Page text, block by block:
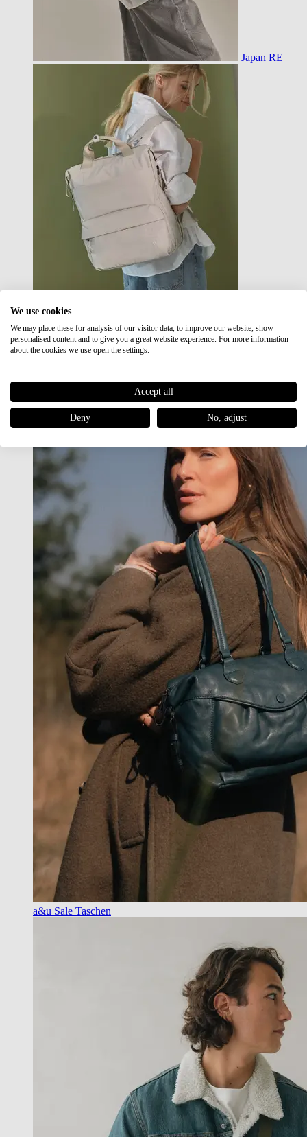
Japan RE
Japan RE lite
Sale
a&u Sale Taschen
We use cookies
We may place these for analysis of our visitor data, to improve our website, show
personalised content and to give you a great website experience. For more information
about the cookies we use open the settings.
Accept all
Deny No, adjust